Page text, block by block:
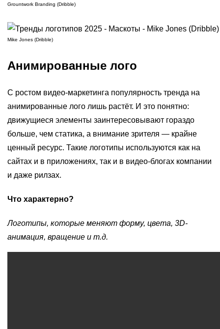
Grountwork Branding (Dribble)
Mike Jones (Dribble)
Анимированные лого
С ростом видео-маркетинга популярность тренда на
анимированные лого лишь растёт. И это понятно:
движущиеся элементы заинтересовывают гораздо
больше, чем статика, а внимание зрителя — крайне
ценный ресурс. Такие логотипы используются как на
сайтах и в приложениях, так и в видео-блогах компании
и даже рилзах.
Что характерно?
Логотипы, которые меняют форму, цвета, 3D-
анимация, вращение и т.д.